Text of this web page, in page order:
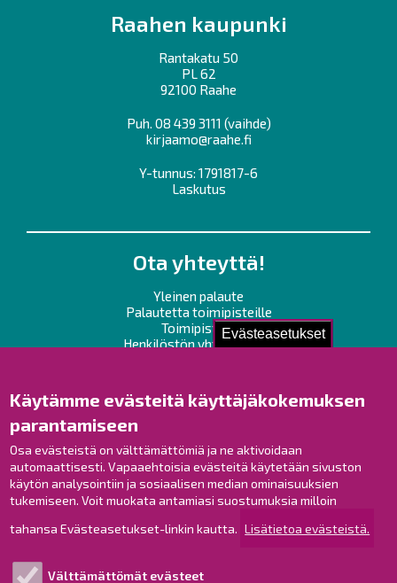
Evästeasetukset
Käytämme evästeitä käyttäjäkokemuksen
parantamiseen
Osa evästeistä on välttämättömiä ja ne aktivoidaan
automaattisesti. Vapaaehtoisia evästeitä käytetään sivuston
käytön analysointiin ja sosiaalisen median ominaisuuksien
tukemiseen. Voit muokata antamiasi suostumuksia milloin
tahansa Evästeasetukset-linkin kautta. Lisätietoa evästeistä.
Välttämättömät evästeet
Raahen kaupunki
Rantakatu 50
PL 62
92100 Raahe
Puh. 08 439 3111 (vaihde)
kirjaamo@raahe.fi
Y-tunnus: 1791817-6
Laskutus
Ota yhteyttä!
Yleinen palaute
Palautetta toimipisteille
Toimipisteet
Henkilöstön yhteystiedot
Raahe Facebookissa
Raahe Instagramissa
Raahe LinkedInissä
Raahe YouTubessa